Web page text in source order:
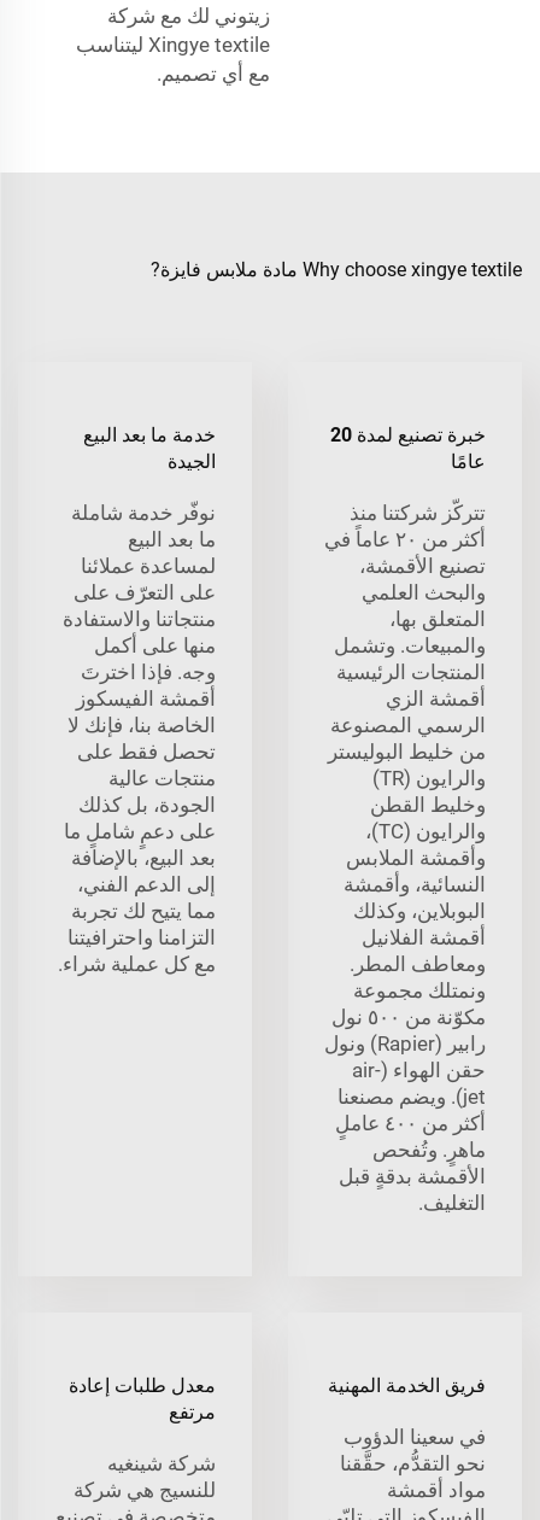
زيتوني لك مع شركة
Xingye textile ليتناسب
مع أي تصميم.
Why choose xingye textile مادة ملابس فايزة?
خبرة تصنيع لمدة 20
عامًا
تتركّز شركتنا منذ
أكثر من ٢٠ عاماً في
تصنيع الأقمشة،
والبحث العلمي
المتعلق بها،
والمبيعات. وتشمل
المنتجات الرئيسية
أقمشة الزي
الرسمي المصنوعة
من خليط البوليستر
والرايون (TR)
وخليط القطن
والرايون (TC)،
وأقمشة الملابس
النسائية، وأقمشة
البوبلاين، وكذلك
أقمشة الفلانيل
ومعاطف المطر.
ونمتلك مجموعة
مكوّنة من ٥٠٠ نول
رابير (Rapier) ونول
حقن الهواء (air-
jet). ويضم مصنعنا
أكثر من ٤٠٠ عاملٍ
ماهرٍ. وتُفحص
الأقمشة بدقةٍ قبل
التغليف.
خدمة ما بعد البيع
الجيدة
نوفّر خدمة شاملة
ما بعد البيع
لمساعدة عملائنا
على التعرّف على
منتجاتنا والاستفادة
منها على أكمل
وجه. فإذا اخترتَ
أقمشة الفيسكوز
الخاصة بنا، فإنك لا
تحصل فقط على
منتجات عالية
الجودة، بل كذلك
على دعمٍ شاملٍ ما
بعد البيع، بالإضافة
إلى الدعم الفني،
مما يتيح لك تجربة
التزامنا واحترافيتنا
مع كل عملية شراء.
فريق الخدمة المهنية
في سعينا الدؤوب
نحو التقدُّم، حقَّقنا
مواد أقمشة
معدل طلبات إعادة
مرتفع
شركة شينغيه
للنسيج هي شركة